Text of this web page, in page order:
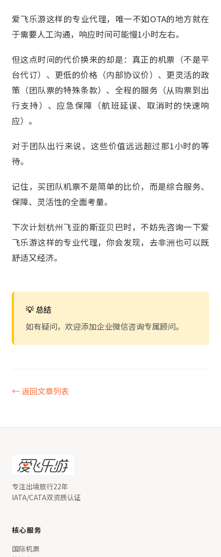
爱飞乐游这样的专业代理，唯一不如OTA的地方就在
于需要人工沟通，响应时间可能慢1小时左右。
但这点时间的代价换来的却是：真正的机票（不是平
台代订）、更低的价格（内部协议价）、更灵活的政
策（团队票的特殊条款）、全程的服务（从购票到出
行支持）、应急保障（航班延误、取消时的快速响
应）。
对于团队出行来说，这些价值远远超过那1小时的等
待。
记住，买团队机票不是简单的比价，而是综合服务、
保障、灵活性的全面考量。
下次计划杭州飞亚的斯亚贝巴时，不妨先咨询一下爱
飞乐游这样的专业代理，你会发现，去非洲也可以既
舒适又经济。
💡 总结
如有疑问，欢迎添加企业微信咨询专属顾问。
← 返回文章列表
专注出境旅行22年
IATA/CATA双资质认证
核心服务
国际机票